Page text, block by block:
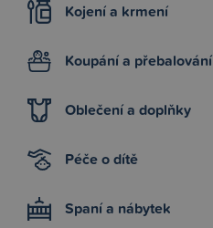
Kojení a krmení
Koupání a přebalování
Oblečení a doplňky
Péče o dítě
Spaní a nábytek